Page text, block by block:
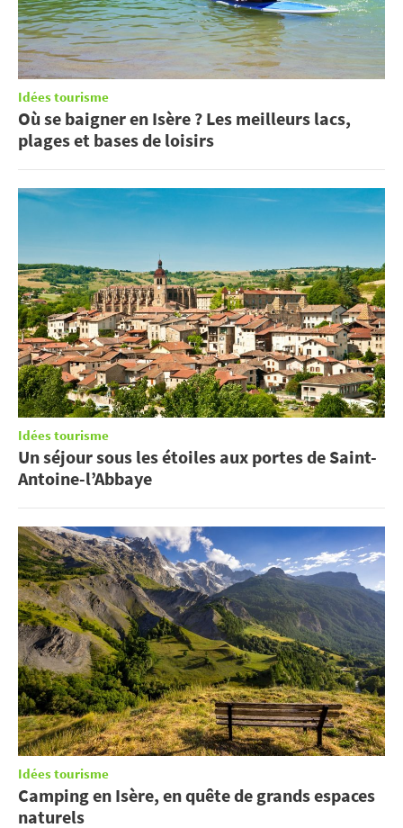
Idées tourisme
Où se baigner en Isère ? Les meilleurs lacs,
plages et bases de loisirs
Idées tourisme
Un séjour sous les étoiles aux portes de Saint-
Antoine-l’Abbaye
Idées tourisme
Camping en Isère, en quête de grands espaces
naturels